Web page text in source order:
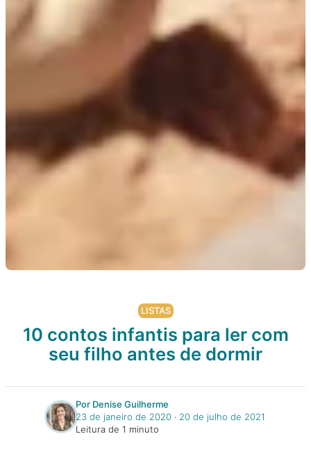
LISTAS
10 contos infantis para ler com
seu filho antes de dormir
Por Denise Guilherme
23 de janeiro de 2020‧ 20 de julho de 2021
Leitura de 1 minuto